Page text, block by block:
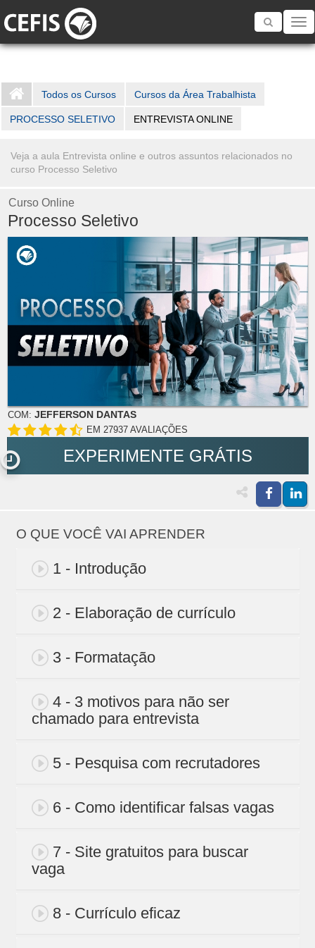
Toggle
Todos os Cursos Cursos da Área Trabalhista
PROCESSO SELETIVO ENTREVISTA ONLINE
Veja a aula Entrevista online e outros assuntos relacionados no
curso Processo Seletivo
Curso Online
Processo Seletivo
COM: JEFFERSON DANTAS
EM 27937 AVALIAÇÕES
EXPERIMENTE GRÁTIS
O QUE VOCÊ VAI APRENDER
1 - Introdução
2 - Elaboração de currículo
3 - Formatação
4 - 3 motivos para não ser
chamado para entrevista
5 - Pesquisa com recrutadores
6 - Como identificar falsas vagas
7 - Site gratuitos para buscar
vaga
8 - Currículo eficaz